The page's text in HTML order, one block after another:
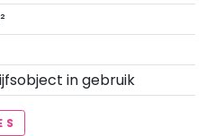
in gebruik